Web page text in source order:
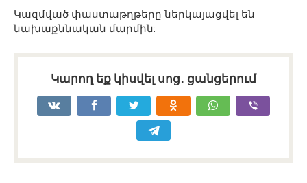
Կազմված փաստաթղթերը ներկայացվել են
նախաքննական մարմին:
Կարող եք կիսվել սոց․ ցանցերում